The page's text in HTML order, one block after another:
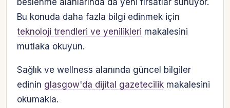
Bu konuda daha fazla bilgi edinmek için
teknoloji trendleri ve yenilikleri makalesini
mutlaka okuyun.
Sağlık ve wellness alanında güncel bilgiler
edinin glasgow'da dijital gazetecilik makalesini
okumakla.